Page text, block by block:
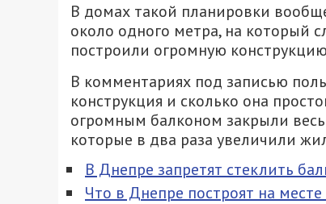
В домах такой планировки
около одного метра, на который
построили огромную
В комментариях под записью
конструкция и сколько она
огромным балконом закрыли
которые в два раза увеличили
В Днепре запретят стеклить
Что в Днепре построят на